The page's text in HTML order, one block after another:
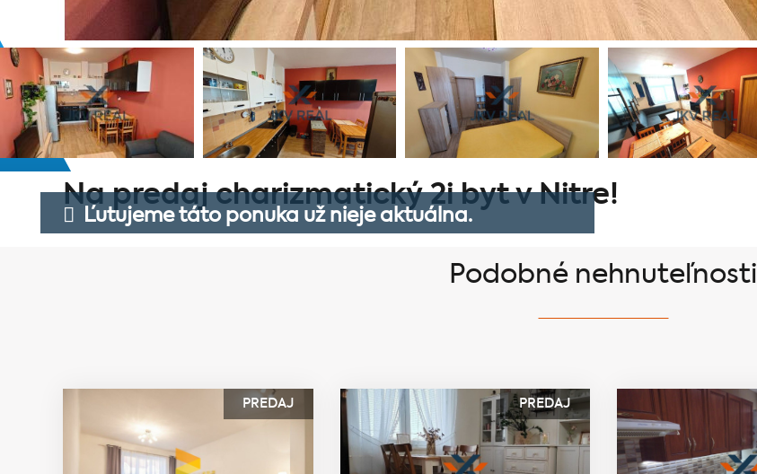
Na predaj charizmatický 2i byt v Nitre!
Ľutujeme táto ponuka už nieje aktuálna.
Podobné nehnuteľnosti
PREDAJ PREDAJ